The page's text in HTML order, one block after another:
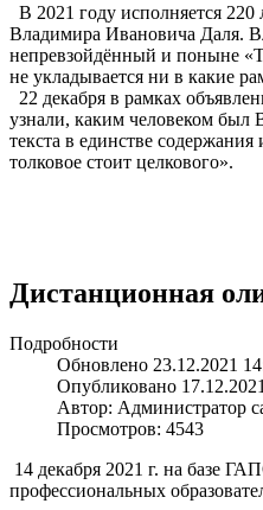
В 2021 году исполняется 220
Владимира Ивановича Даля.
непревзойдённый и поныне
не укладывается ни в какие
22 декабря в рамках
узнали, каким человеком был
текста в единстве содержания
толковое стоит целкового».
Дистанционная
Подробности
Обновлено 23.12.2021
Опубликовано
Автор: Администратор
Просмотров: 4543
14 декабря 2021 г. на базе
профессиональных